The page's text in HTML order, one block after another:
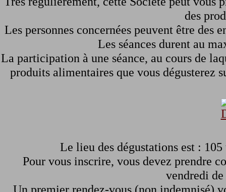
des
Les personnes concernées peuvent être des
Les séances durent au
La participation à une séance, au cours de
produits alimentaires que vous dégusterez
Le lieu des dégustations est :
Pour vous inscrire, vous devez prendre
vendredi de
Un premier rendez-vous (non indemnisé)